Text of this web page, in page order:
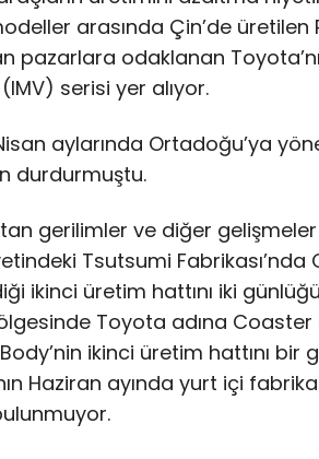
arasında Çin’de üretilen
pazarlara odaklanan
serisi yer alıyor.
aylarında Ortadoğu’ya
durdurmuştu.
gerilimler ve diğer gelişmeler
Tsutsumi
ikinci üretim hattını iki
Toyota adına
ikinci üretim hattını bir
Haziran ayında yurt içi